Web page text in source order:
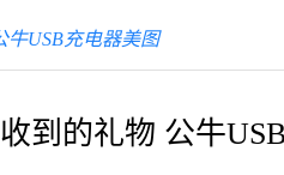
牛USB充电器美图
到的礼物 公牛